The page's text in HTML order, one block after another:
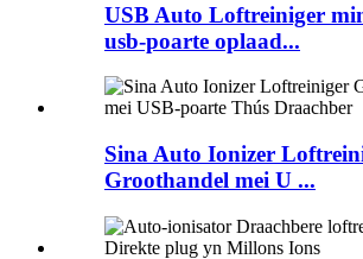
USB Auto Loftreiniger
usb-poarte oplaad...
Sina Auto Ionizer
Groothandel mei U ...